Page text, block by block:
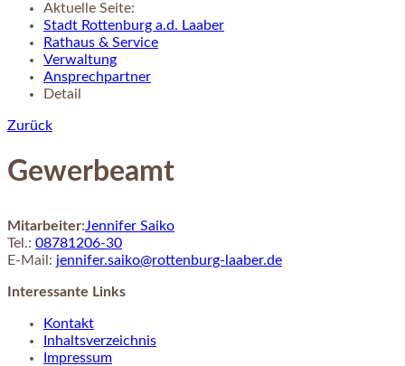
Aktuelle Seite:
Stadt Rottenburg a.d. Laaber
Rathaus & Service
Verwaltung
Ansprechpartner
Detail
Zurück
Gewerbeamt
Mitarbeiter:Jennifer Saiko
Tel.: 08781206-30
E-Mail: jennifer.saiko@rottenburg-laaber.de
Interessante Links
Kontakt
Inhaltsverzeichnis
Impressum